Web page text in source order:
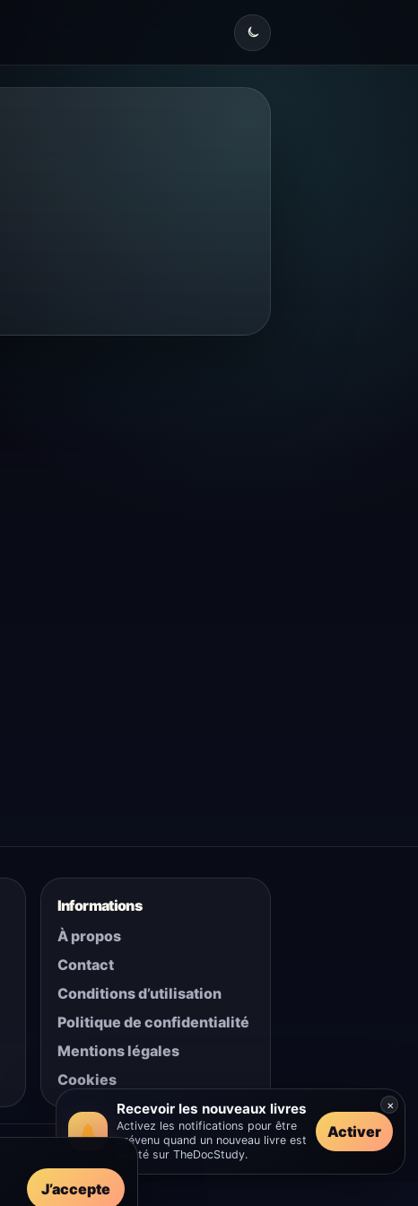
Informations
À propos
Contact
Conditions d’utilisation
Politique de confidentialité
Mentions légales
Cookies
J’accepte
×
Recevoir les nouveaux livres
Activez les notifications pour être
prévenu quand un nouveau livre est
ajouté sur TheDocStudy.
Activer